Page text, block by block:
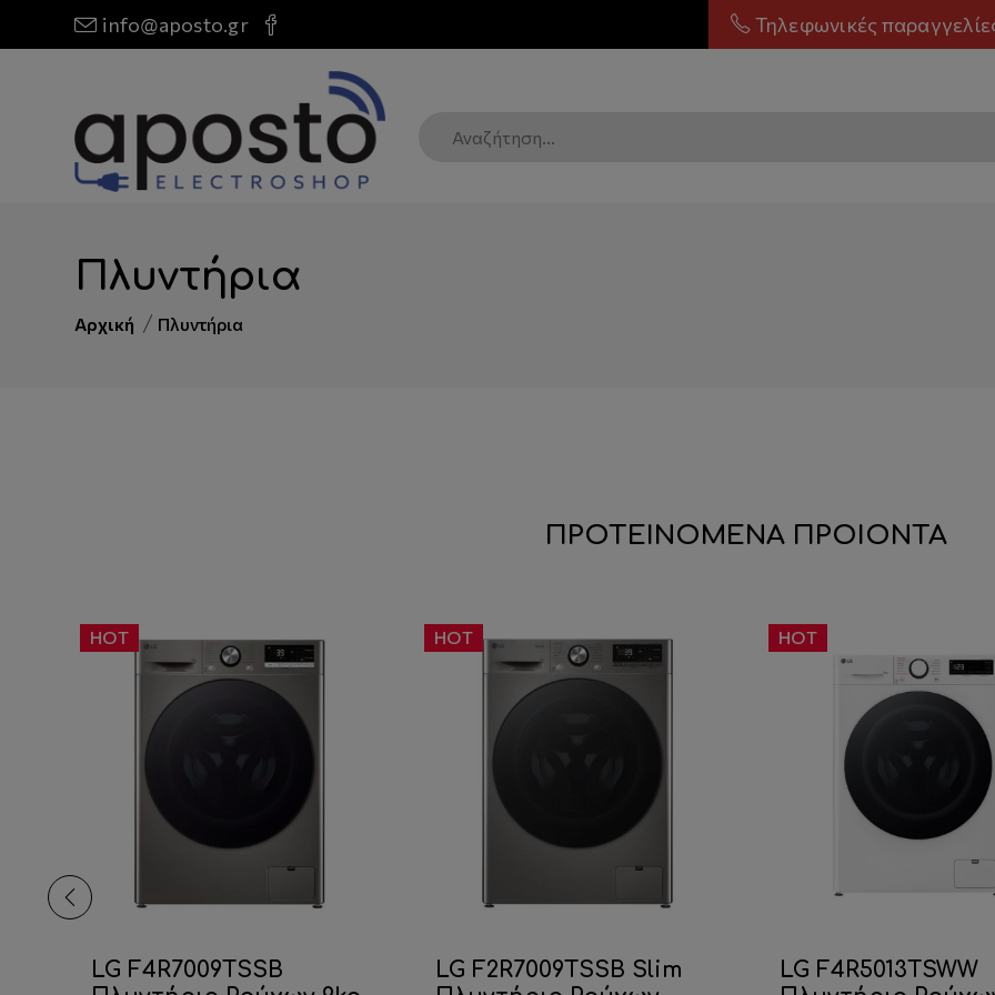
info@aposto.gr Τηλεφωνικές
Πλυντήρια
Αρχική Πλυντήρια
ΠΡΟΤΕΙΝΟΜΕΝΑ ΠΡΟΙΟΝΤΑ
HOT
LG F4R7009TSSB
HOT
LG F2R7009TSSB Slim
HOT
LG F4R5013TSWW